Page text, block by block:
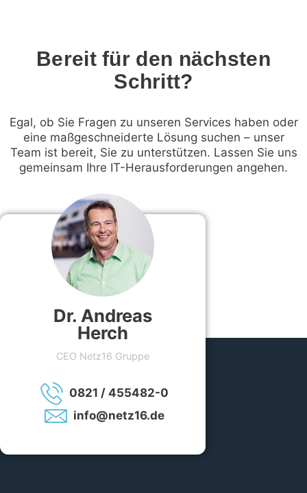
Bereit für den nächsten
Schritt?
Egal, ob Sie Fragen zu unseren Services haben oder
eine maßgeschneiderte Lösung suchen – unser
Team ist bereit, Sie zu unterstützen. Lassen Sie uns
gemeinsam Ihre IT-Herausforderungen angehen.
Dr. Andreas
Herch
CEO Netz16 Gruppe
0821 / 455482-0
info@netz16.de